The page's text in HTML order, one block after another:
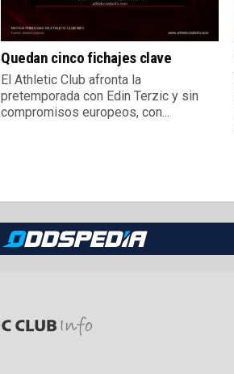
Quedan cinco fichajes clave
El Athletic Club afronta la
pretemporada con Edin Terzic y sin
compromisos europeos, con...